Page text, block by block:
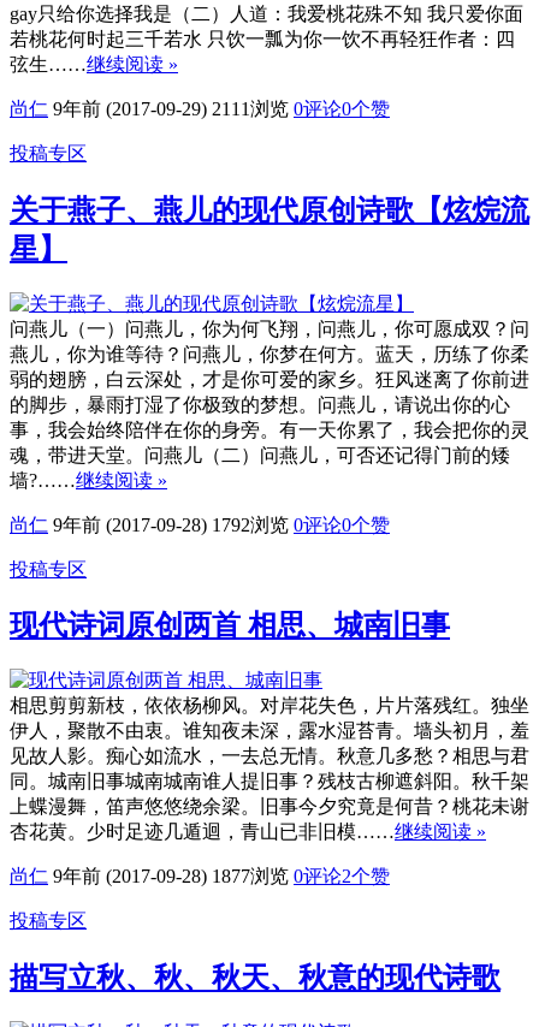
gay只给你选择我是（二）人道：我爱桃花殊不知 我只爱你面
若桃花何时起三千若水 只饮一瓢为你一饮不再轻狂作者：四
弦生……继续阅读 »
尚仁 9年前 (2017-09-29) 2111浏览 0评论0个赞
投稿专区
关于燕子、燕儿的现代原创诗歌【炫烷流
星】
问燕儿（一）问燕儿，你为何飞翔，问燕儿，你可愿成双？问
燕儿，你为谁等待？问燕儿，你梦在何方。蓝天，历练了你柔
弱的翅膀，白云深处，才是你可爱的家乡。狂风迷离了你前进
的脚步，暴雨打湿了你极致的梦想。问燕儿，请说出你的心
事，我会始终陪伴在你的身旁。有一天你累了，我会把你的灵
魂，带进天堂。问燕儿（二）问燕儿，可否还记得门前的矮
墙?……继续阅读 »
尚仁 9年前 (2017-09-28) 1792浏览 0评论0个赞
投稿专区
现代诗词原创两首 相思、城南旧事
相思剪剪新枝，依依杨柳风。对岸花失色，片片落残红。独坐
伊人，聚散不由衷。谁知夜未深，露水湿苔青。墙头初月，羞
见故人影。痴心如流水，一去总无情。秋意几多愁？相思与君
同。城南旧事城南城南谁人提旧事？残枝古柳遮斜阳。秋千架
上蝶漫舞，笛声悠悠绕余梁。旧事今夕究竟是何昔？桃花未谢
杏花黄。少时足迹几遁迴，青山已非旧模……继续阅读 »
尚仁 9年前 (2017-09-28) 1877浏览 0评论2个赞
投稿专区
描写立秋、秋、秋天、秋意的现代诗歌